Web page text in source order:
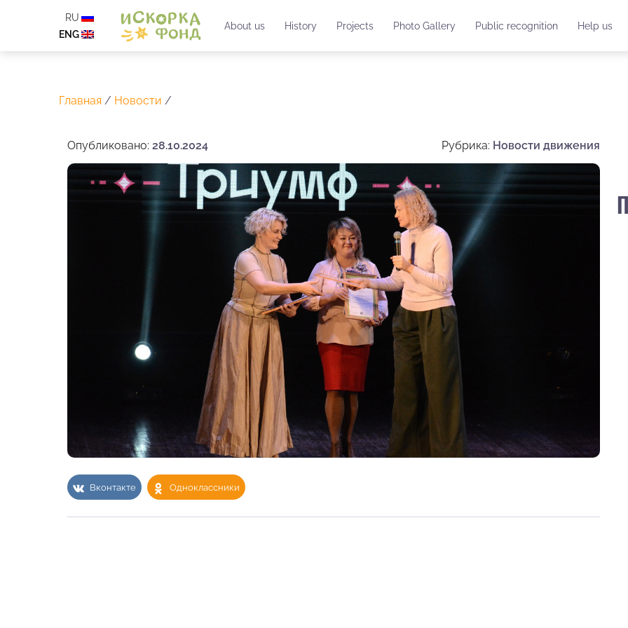
RU
ENG
About us History Projects Photo Gallery Public recognition Help us
Главная / Новости /
Опубликовано: 28.10.2024 Рубрика: Новости движения
Вконтакте Одноклассники